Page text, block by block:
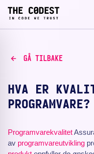
GÅ TILBAKE
HVA ER
PROGRAMVARE?
Programvarekvalitet
av programvareutvikling